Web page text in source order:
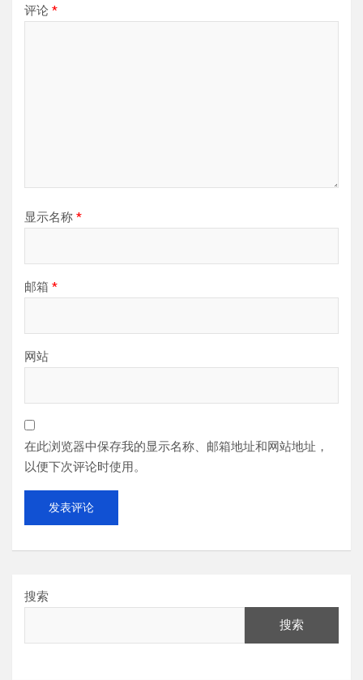
评论 *
显示名称 *
邮箱 *
网站
在此浏览器中保存我的显示名称、邮箱地址和网站地址，
以便下次评论时使用。
搜索
搜索